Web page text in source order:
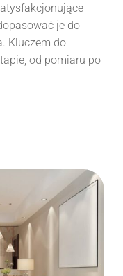
je do
Kluczem do
od pomiaru po